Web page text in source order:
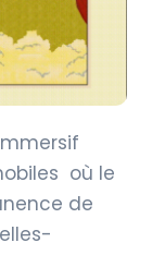
où le
de